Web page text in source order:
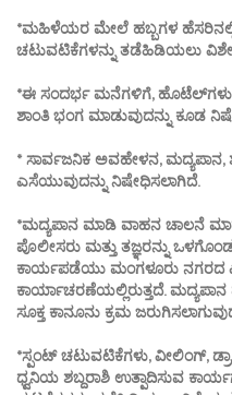
*ಮಹಿಳೆಯರ ಮೇಲೆ ಹಬ್ಬಗಳ ಹೆಸರಿನಲ್ಲಿ
ಚಟುವಟಿಕೆಗಳನ್ನು ತಡೆಹಿಡಿಯಲು
*ಈ ಸಂದರ್ಭ ಮನೆಗಳಿಗೆ,
ಶಾಂತಿ ಭಂಗ ಮಾಡುವುದನ್ನು ಕೂಡ
* ಸಾರ್ವಜನಿಕ ಅವಹೇಳನ, ಮದ್ಯಪಾನ,
ಎಸೆಯುವುದನ್ನು ನಿಷೇಧಿಸಲಾಗಿದೆ.
*ಮದ್ಯಪಾನ ಮಾಡಿ ವಾಹನ ಚಾಲನೆ
ಪೊಲೀಸರು ಮತ್ತು ತಜ್ಞರನ್ನು
ಕಾರ್ಯಪಡೆಯು ಮಂಗಳೂರು ನಗರದ
ಕಾರ್ಯಾಚರಣೆಯಲ್ಲಿರುತ್ತದೆ.
ಸೂಕ್ತ ಕಾನೂನು ಕ್ರಮ
*ಸ್ಪಂಟ್ ಚಟುವಟಿಕೆಗಳು, ವೀಲಿಂಗ್,
ಧ್ವನಿಯ ಶಬ್ದರಾಶಿ ಉತ್ಪಾದಿಸುವ